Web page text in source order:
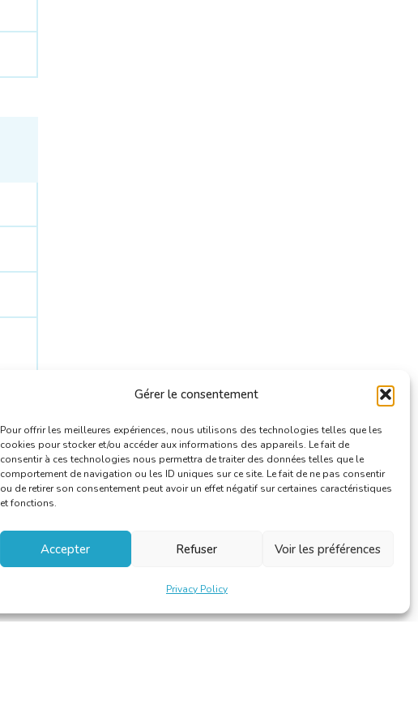
Gérer le consentement
Pour offrir les meilleures expériences, nous utilisons des technologies telles que les
cookies pour stocker et/ou accéder aux informations des appareils. Le fait de
consentir à ces technologies nous permettra de traiter des données telles que le
comportement de navigation ou les ID uniques sur ce site. Le fait de ne pas consentir
ou de retirer son consentement peut avoir un effet négatif sur certaines caractéristiques
et fonctions.
Accepter Refuser Voir les préférences
Privacy Policy